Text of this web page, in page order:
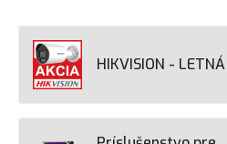
HIKVISION -